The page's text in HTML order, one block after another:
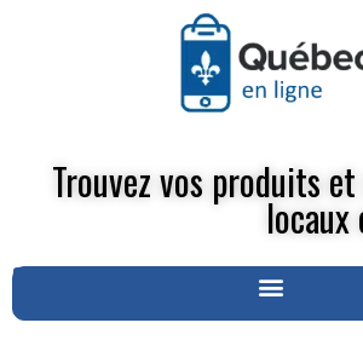
Trouvez vos produits